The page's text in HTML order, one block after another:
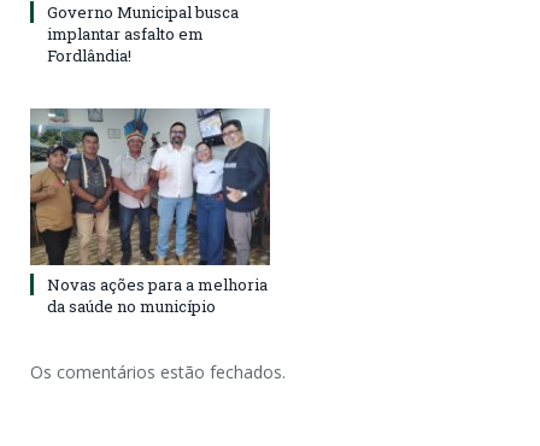
Governo Municipal busca
implantar asfalto em
Fordlândia!
Novas ações para a melhoria
da saúde no município
Os comentários estão fechados.